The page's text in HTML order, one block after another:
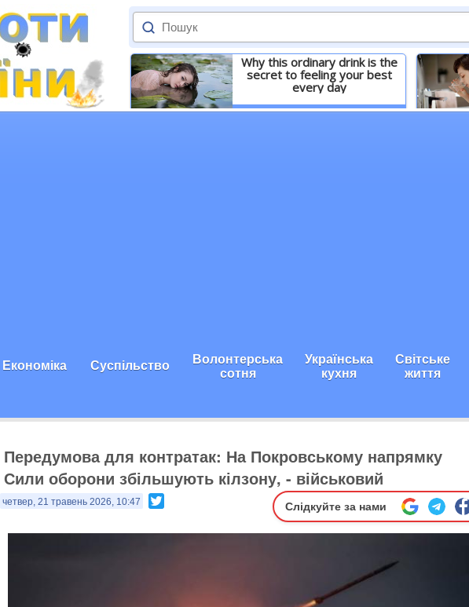
Why this ordinary drink is the
secret to feeling your best
every day
Детальніше
Економіка Суспільство Волонтерська
сотня
Українська
кухня
Світське
життя
Передумова для контратак: На Покровському напрямку
Сили оборони збільшують кілзону, - військовий
четвер, 21 травень 2026, 10:47 Слідкуйте за нами